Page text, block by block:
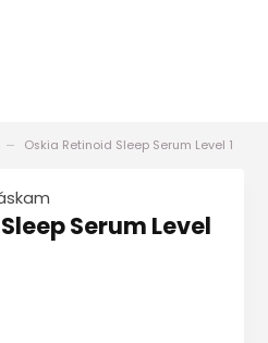
Oskia Retinoid Sleep Serum Level 1
Serum Level